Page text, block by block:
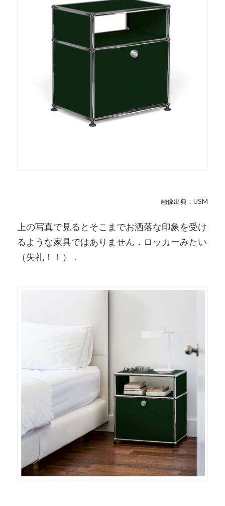
画像出典：USM
上の写真で見るとそこまでお洒落な印象を受け
るような家具ではありません．ロッカーみたい
（失礼！！）．